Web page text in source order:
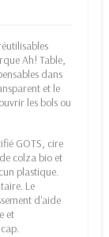
Ah! Table,
dans
et le
les bols ou
GOTS, cire
colza bio et
plastique.
Le
d'aide
et